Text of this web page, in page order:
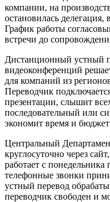
компании, на
остановилась
График работы
встречи до
Дистанционный устный
видеоконференций
для компаний из
Переводчик
презентации, слышит
последовательный или
экономит время и
Центральный
круглосуточно через
работает с
телефонные звонки
устный перевод
переводчик свободен и